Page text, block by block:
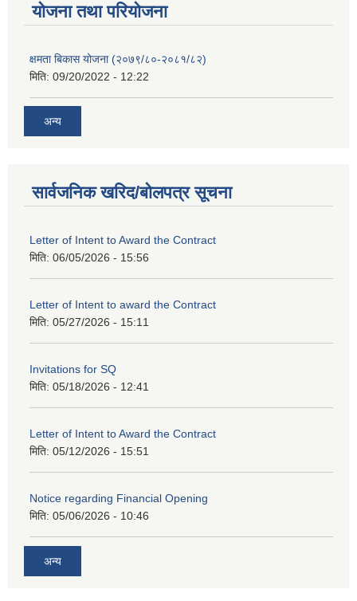
याेजना तथा परियाेजना
क्षमता बिकास योजना (२०७९/८०-२०८१/८२)
मिति: 09/20/2022 - 12:22
अन्य
सार्वजनिक खरिद/बोलपत्र सूचना
Letter of Intent to Award the Contract
मिति: 06/05/2026 - 15:56
Letter of Intent to award the Contract
मिति: 05/27/2026 - 15:11
Invitations for SQ
मिति: 05/18/2026 - 12:41
Letter of Intent to Award the Contract
मिति: 05/12/2026 - 15:51
Notice regarding Financial Opening
मिति: 05/06/2026 - 10:46
अन्य